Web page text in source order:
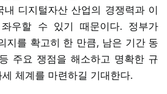
내 디지털자산 산업의 경쟁력과 이
우할 수 있기 때문이다. 정부가
지를 확고히 한 만큼, 남은 기간 동
주요 쟁점을 해소하고 명확한 규
체계를 마련하길 기대한다.